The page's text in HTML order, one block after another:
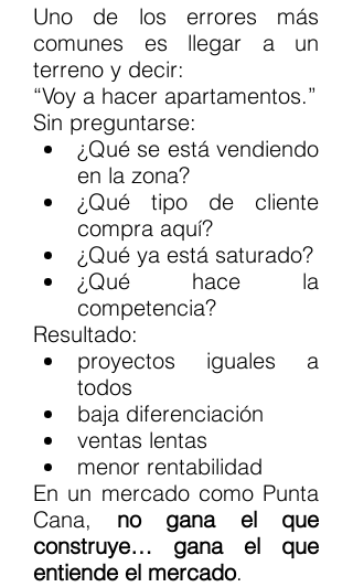
Uno de los errores más
comunes es llegar a un
terreno y decir:
“Voy a hacer apartamentos.”
Sin preguntarse:
¿Qué se está vendiendo
en la zona?
¿Qué tipo de cliente
compra aquí?
¿Qué ya está saturado?
¿Qué hace la
competencia?
Resultado:
proyectos iguales a
todos
baja diferenciación
ventas lentas
menor rentabilidad
En un mercado como Punta
Cana, no gana el que
construye… gana el que
entiende el mercado.